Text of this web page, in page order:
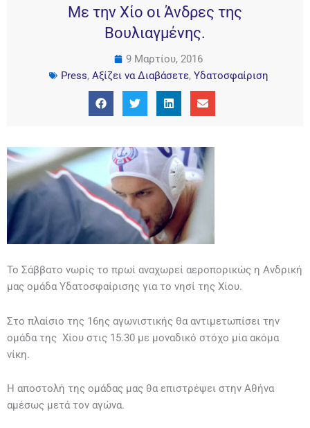
Με την Χίο οι Άνδρες της
Βουλιαγμένης.
9 Μαρτίου, 2016
Press, Αξίζει να Διαβάσετε, Υδατοσφαίριση
Το Σάββατο νωρίς το πρωί αναχωρεί αεροπορικώς η Ανδρική
μας ομάδα Υδατοσφαίρισης για το νησί της Χίου.
Στο πλαίσιο της 16ης αγωνιστικής θα αντιμετωπίσει την
ομάδα της Χίου στις 15.30 με μοναδικό στόχο μία ακόμα
νίκη.
Η αποστολή της ομάδας μας θα επιστρέψει στην Αθήνα
αμέσως μετά τον αγώνα.